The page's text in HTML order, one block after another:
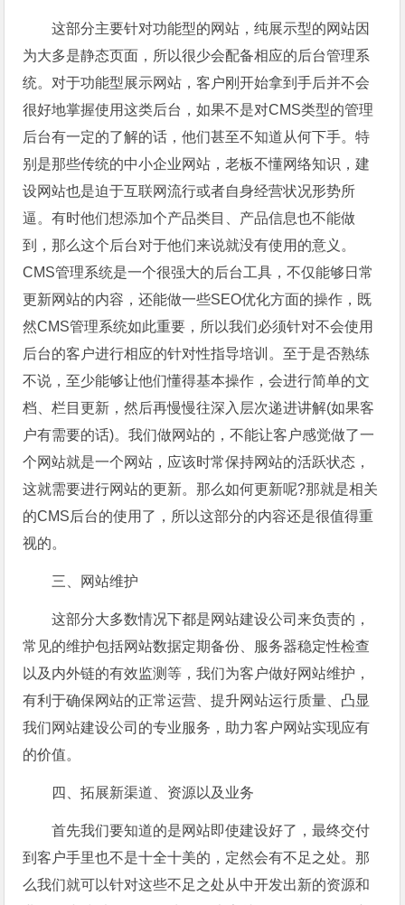
这部分主要针对功能型的网站，纯展示型的网站因
为大多是静态页面，所以很少会配备相应的后台管理系
统。对于功能型展示网站，客户刚开始拿到手后并不会
很好地掌握使用这类后台，如果不是对CMS类型的管理
后台有一定的了解的话，他们甚至不知道从何下手。特
别是那些传统的中小企业网站，老板不懂网络知识，建
设网站也是迫于互联网流行或者自身经营状况形势所
逼。有时他们想添加个产品类目、产品信息也不能做
到，那么这个后台对于他们来说就没有使用的意义。
CMS管理系统是一个很强大的后台工具，不仅能够日常
更新网站的内容，还能做一些SEO优化方面的操作，既
然CMS管理系统如此重要，所以我们必须针对不会使用
后台的客户进行相应的针对性指导培训。至于是否熟练
不说，至少能够让他们懂得基本操作，会进行简单的文
档、栏目更新，然后再慢慢往深入层次递进讲解(如果客
户有需要的话)。我们做网站的，不能让客户感觉做了一
个网站就是一个网站，应该时常保持网站的活跃状态，
这就需要进行网站的更新。那么如何更新呢?那就是相关
的CMS后台的使用了，所以这部分的内容还是很值得重
视的。
三、网站维护
这部分大多数情况下都是网站建设公司来负责的，
常见的维护包括网站数据定期备份、服务器稳定性检查
以及内外链的有效监测等，我们为客户做好网站维护，
有利于确保网站的正常运营、提升网站运行质量、凸显
我们网站建设公司的专业服务，助力客户网站实现应有
的价值。
四、拓展新渠道、资源以及业务
首先我们要知道的是网站即使建设好了，最终交付
到客户手里也不是十全十美的，定然会有不足之处。那
么我们就可以针对这些不足之处从中开发出新的资源和